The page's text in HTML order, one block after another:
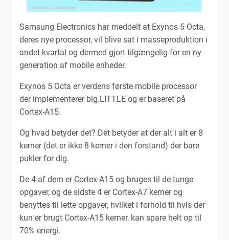
Samsung Electronics har meddelt at Exynos 5 Octa,
deres nye processor, vil blive sat i masseproduktion i
andet kvartal og dermed gjort tilgængelig for en ny
generation af mobile enheder.
Exynos 5 Octa er verdens første mobile processor
der implementerer big.LITTLE og er baseret på
Cortex-A15.
Og hvad betyder det? Det betyder at der alt i alt er 8
kerner (det er ikke 8 kerner i den forstand) der bare
pukler for dig.
De 4 af dem er Cortex-A15 og bruges til de tunge
opgaver, og de sidste 4 er Cortex-A7 kerner og
benyttes til lette opgaver, hvilket i forhold til hvis der
kun er brugt Cortex-A15 kerner, kan spare helt op til
70% energi.